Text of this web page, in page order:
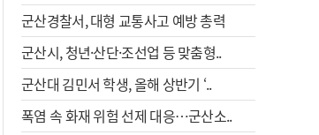
군산경찰서, 대형 교통사고 예방 총력
군산시, 청년·산단·조선업 등 맞춤형..
군산대 김민서 학생, 올해 상반기 ‘..
폭염 속 화재 위험 선제 대응…군산소..